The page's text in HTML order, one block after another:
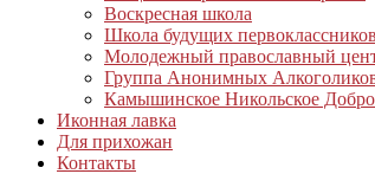
Воскресная школа
Школа будущих первоклассников
Молодежный православный
Группа Анонимных
Камышинское Никольское
Иконная лавка
Для прихожан
Контакты